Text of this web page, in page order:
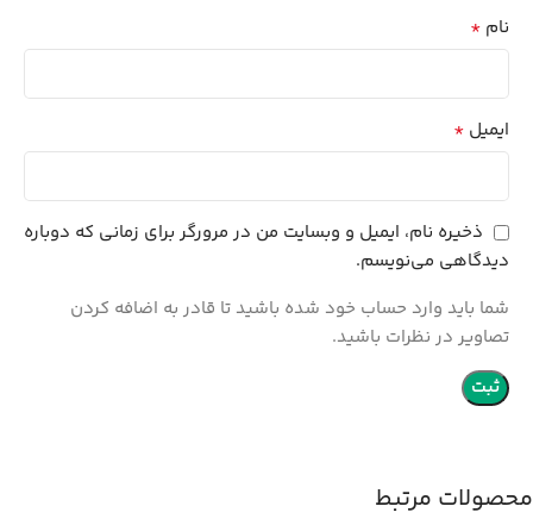
نام *
ایمیل *
ذخیره نام، ایمیل و وبسایت من در مرورگر برای زمانی که دوباره
دیدگاهی می‌نویسم.
شما باید وارد حساب خود شده باشید تا قادر به اضافه کردن
تصاویر در نظرات باشید.
محصولات مرتبط